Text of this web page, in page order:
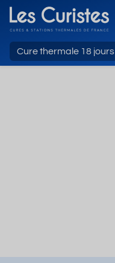
Cure thermale 18 jours